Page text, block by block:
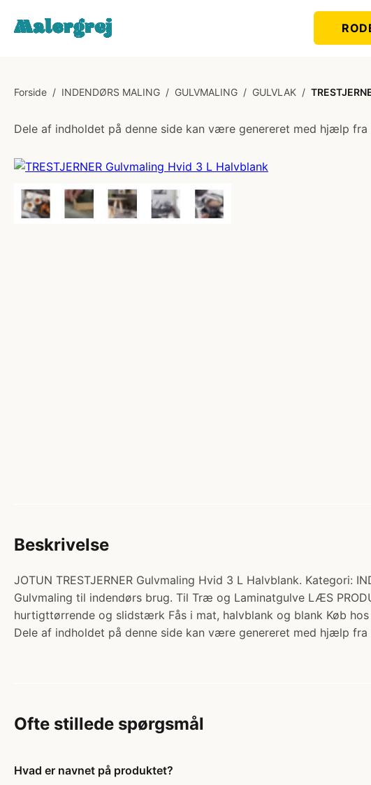
Forside / INDENDØRS MALING / GULVMALING / GULVLAK /
Dele af indholdet på denne side kan være genereret med hjælp fra
Beskrivelse
JOTUN TRESTJERNER Gulvmaling Hvid 3 L Halvblank. Kategori:
Gulvmaling til indendørs brug. Til Træ og Laminatgulve LÆS
hurtigttørrende og slidstærk Fås i mat, halvblank og blank Køb hos
Dele af indholdet på denne side kan være genereret med hjælp fra
Ofte stillede spørgsmål
Hvad er navnet på produktet?